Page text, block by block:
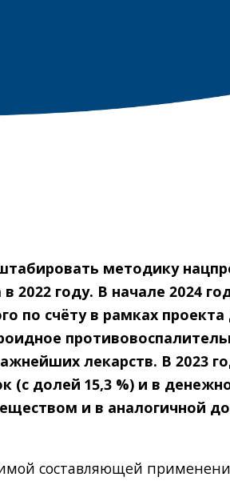
методику
году. В начале 2024
по счёту в рамках
лекарств. В 2023
(с долей 15,3 %) и в
и в аналогичной
составляющей